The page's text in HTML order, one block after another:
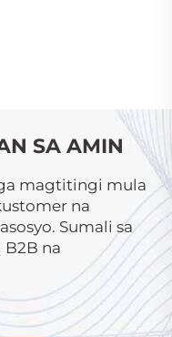
SA AMIN
magtitingi mula
na
Sumali sa
na